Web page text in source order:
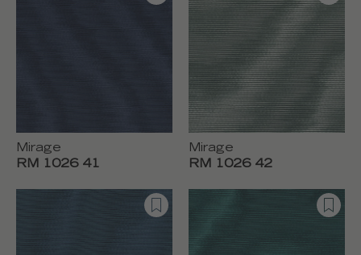
Mirage
RM 1026 41
Mirage
RM 1026 42